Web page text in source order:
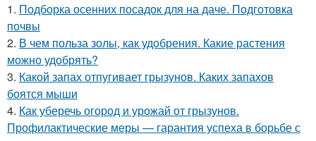
1. Подборка осенних посадок для на даче. Подготовка
почвы
2. В чем польза золы, как удобрения. Какие растения
можно удобрять?
3. Какой запах отпугивает грызунов. Каких запахов
боятся мыши
4. Как уберечь огород и урожай от грызунов.
Профилактические меры — гарантия успеха в борьбе с